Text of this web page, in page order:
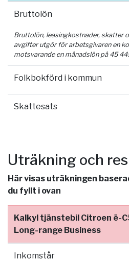
Bruttolön
Bruttolön, leasingkostnader, skatter
avgifter utgör för arbetsgivaren en
motsvarande en månadslön på 45
Folkbokförd i kommun
Skattesats
Uträkning och
Här visas uträkningen
du fyllt i ovan
Kalkyl tjänstebil Citroen ë-
Long-range Business
Inkomstår